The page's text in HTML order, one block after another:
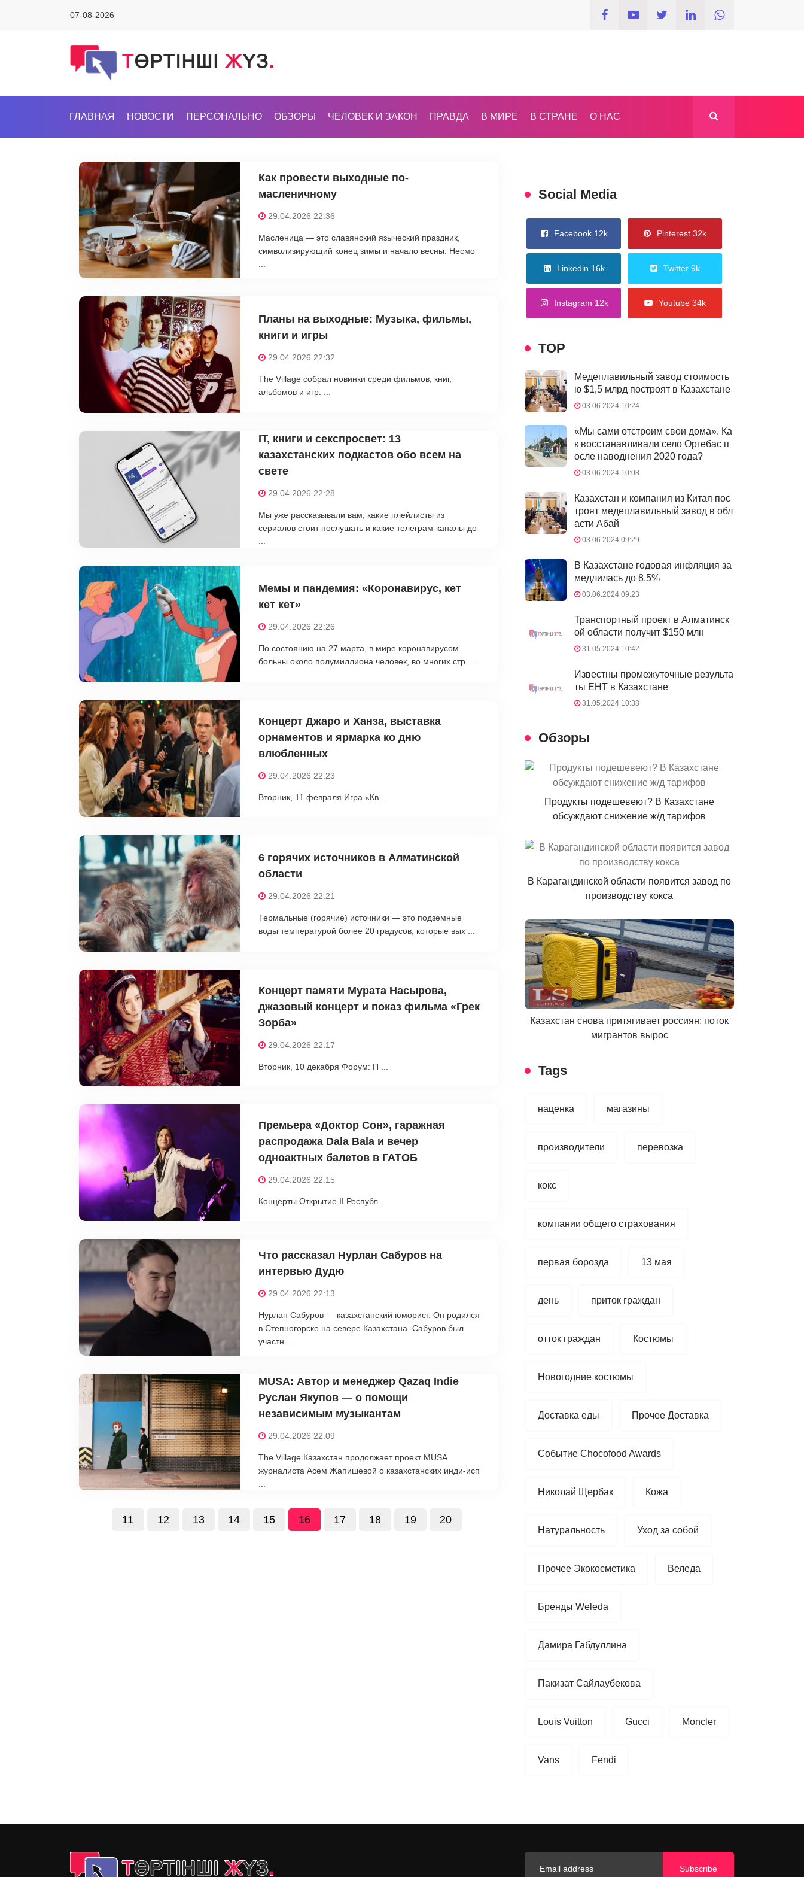
07-08-2026
ГЛАВНАЯ НОВОСТИ ПЕРСОНАЛЬНО ОБЗОРЫ ЧЕЛОВЕК И ЗАКОН ПРАВДА В МИРЕ В СТРАНЕ О НАС
Как провести выходные по-
масленичному
29.04.2026 22:36
Масленица — это славянский языческий праздник,
символизирующий конец зимы и начало весны. Несмо
Планы на выходные: Музыка, фильмы,
книги и игры
29.04.2026 22:32
The Village собрал новинки среди фильмов, книг,
альбомов и игр. ...
IT, книги и секспросвет: 13
казахстанских подкастов обо всем на
свете
29.04.2026 22:28
Мы уже рассказывали вам, какие плейлисты из
сериалов стоит послушать и какие телеграм-каналы до
Мемы и пандемия: «Коронавирус, кет
кет кет»‎
29.04.2026 22:26
По состоянию на 27 марта, в мире коронавирусом
больны около полумиллиона человек, во многих стр ...
Концерт Джаро и Ханза, выставка
орнаментов и ярмарка ко дню
влюбленных
29.04.2026 22:23
Вторник, 11 февраля Игра «Кв ...
6 горячих источников в Алматинской
области
29.04.2026 22:21
Термальные (горячие) источники — это подземные
воды температурой более 20 градусов, которые вых ...
Концерт памяти Мурата Насырова,
джазовый концерт и показ фильма «Грек
Зорба»
29.04.2026 22:17
Вторник, 10 декабря Форум: П ...
Премьера «Доктор Сон», гаражная
распродажа Dala Bala и вечер
одноактных балетов в ГАТОБ
29.04.2026 22:15
Концерты Открытие II Республ ...
Что рассказал Нурлан Сабуров на
интервью Дудю
29.04.2026 22:13
Нурлан Сабуров — казахстанский юморист. Он родился
в Степногорске на севере Казахстана. Сабуров был
участн ...
MUSA: Автор и менеджер Qazaq Indie
Руслан Якупов — о помощи
независимым музыкантам
29.04.2026 22:09
The Village Казахстан продолжает проект MUSA
журналиста Асем Жапишевой о казахстанских инди-исп
11 12 13 14 15 16 17 18 19 20
Social Media
Facebook 12k Pinterest 32k
Linkedin 16k Twitter 9k
Instagram 12k Youtube 34k
TOP
Медеплавильный завод стоимость
ю $1,5 млрд построят в Казахстане
03.06.2024 10:24
«Мы сами отстроим свои дома». Ка
к восстанавливали село Оргебас п
осле наводнения 2020 года?
03.06.2024 10:08
Казахстан и компания из Китая пос
троят медеплавильный завод в обл
асти Абай
03.06.2024 09:29
В Казахстане годовая инфляция за
медлилась до 8,5%
03.06.2024 09:23
Транспортный проект в Алматинск
ой области получит $150 млн
31.05.2024 10:42
Известны промежуточные результа
ты ЕНТ в Казахстане
31.05.2024 10:38
Обзоры
Продукты подешевеют? В Казахстане
обсуждают снижение ж/д тарифов
В Карагандинской области появится завод по
производству кокса
Казахстан снова притягивает россиян: поток
мигрантов вырос
Tags
наценка магазины
производители перевозка
кокс
компании общего страхования
первая борозда 13 мая
день приток граждан
отток граждан Костюмы
Новогодние костюмы
Доставка еды Прочее Доставка
Событие Chocofood Awards
Николай Щербак Кожа
Натуральность Уход за собой
Прочее Экокосметика Веледа
Бренды Weleda
Дамира Габдуллина
Пакизат Сайлаубекова
Louis Vuitton Gucci Moncler
Vans Fendi
Subscribe